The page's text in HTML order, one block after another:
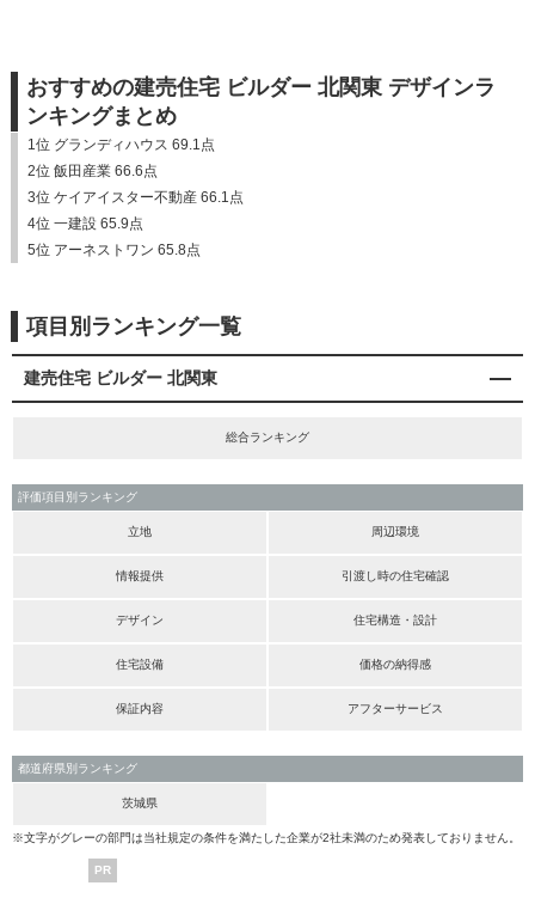
おすすめの建売住宅 ビルダー 北関東 デザインラ
ンキングまとめ
1位 グランディハウス 69.1点
2位 飯田産業 66.6点
3位 ケイアイスター不動産 66.1点
4位 一建設 65.9点
5位 アーネストワン 65.8点
項目別ランキング一覧
建売住宅 ビルダー 北関東
総合ランキング
評価項目別ランキング
立地 周辺環境
情報提供 引渡し時の住宅確認
デザイン 住宅構造・設計
住宅設備 価格の納得感
保証内容 アフターサービス
都道府県別ランキング
茨城県
※文字がグレーの部門は当社規定の条件を満たした企業が2社未満のため発表しておりません。
PR